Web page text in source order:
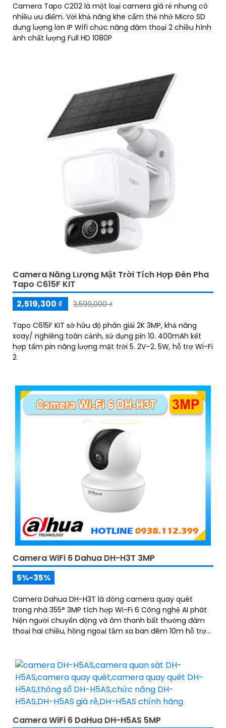
Camera Tapo C202 là một loại camera giá rẻ nhưng có
nhiều ưu điểm. Với khả năng khe cắm thẻ nhớ Micro SD
dung lượng lớn IP Wifi chức năng đàm thoại 2 chiều hình
ảnh chất lượng Full HD 1080P
Camera Năng Lượng Mặt Trời Tích Hợp Đèn Pha
Tapo C615F KIT
2,519,300 ₫
3,599,000 ₫
Tapo C615F KIT sở hữu độ phân giải 2K 3MP, khả năng
xoay/ nghiêng toàn cảnh, sử dụng pin 10. 400mAh kết
hợp tấm pin năng lượng mặt trời 5. 2V–2. 5W, hỗ trợ Wi-Fi
2
Camera WiFi 6 Dahua DH-H3T 3MP
5%-35%
Camera Dahua DH-H3T là dòng camera quay quét
trong nhà 355° 3MP tích hợp Wi-Fi 6 Công nghệ AI phát
hiện người chuyển động và âm thanh bất thường đàm
thoại hai chiều, hồng ngoại tầm xa ban đêm 10m hỗ trợ
Camera WiFi 6 DaHua DH-H5AS 5MP